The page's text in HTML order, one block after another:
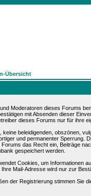
Übersicht
Moderatoren dieses Forums
mit Absenden dieser
dieses Forums nur für ihre
keine beleidigenden, obszönen,
und permanenter Sperrung.
das Recht ein, Beiträge
gespeichert werden.
Cookies, um Informationen
Mail-Adresse wird nur zur
der Registrierung stimmen Sie